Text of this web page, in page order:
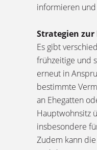
informieren
Strategien zur
Es gibt
frühzeitige und
erneut in
bestimmte
an Ehegatten
Hauptwohnsitz
insbesondere
Zudem kann